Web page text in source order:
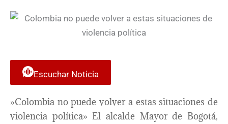
Escuchar Noticia
»Colombia no puede volver a estas situaciones de
violencia política» El alcalde Mayor de Bogotá,